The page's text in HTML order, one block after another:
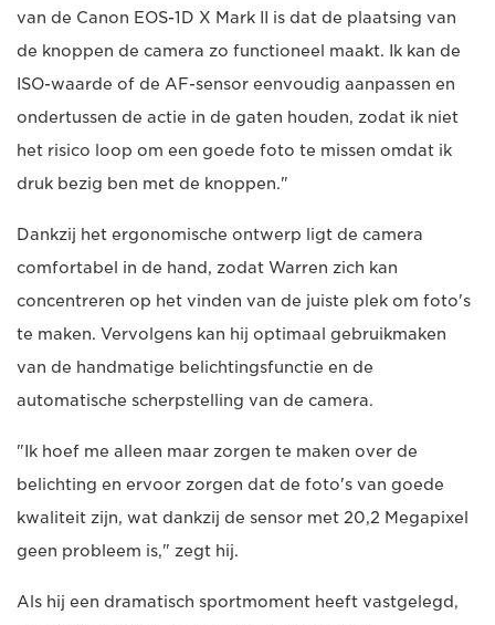
van de Canon EOS-1D X Mark II is dat de plaatsing van
de knoppen de camera zo functioneel maakt. Ik kan de
ISO-waarde of de AF-sensor eenvoudig aanpassen en
ondertussen de actie in de gaten houden, zodat ik niet
het risico loop om een goede foto te missen omdat ik
druk bezig ben met de knoppen."
Dankzij het ergonomische ontwerp ligt de camera
comfortabel in de hand, zodat Warren zich kan
concentreren op het vinden van de juiste plek om foto's
te maken. Vervolgens kan hij optimaal gebruikmaken
van de handmatige belichtingsfunctie en de
automatische scherpstelling van de camera.
"Ik hoef me alleen maar zorgen te maken over de
belichting en ervoor zorgen dat de foto's van goede
kwaliteit zijn, wat dankzij de sensor met 20,2 Megapixel
geen probleem is," zegt hij.
Als hij een dramatisch sportmoment heeft vastgelegd,